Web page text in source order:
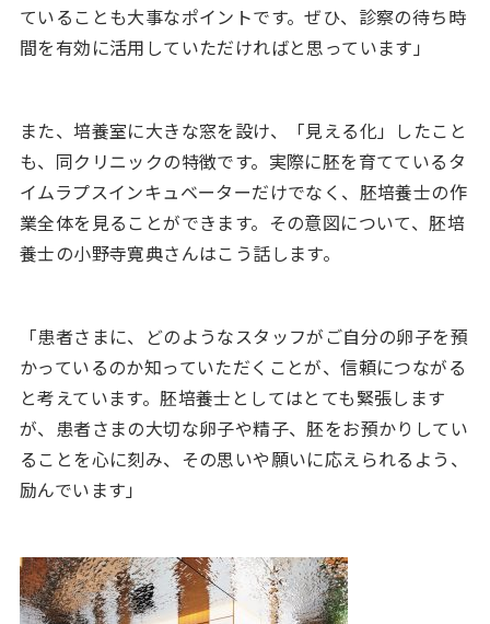
ていることも大事なポイントです。ぜひ、診察の待ち時
間を有効に活用していただければと思っています」
また、培養室に大きな窓を設け、「見える化」したこと
も、同クリニックの特徴です。実際に胚を育てているタ
イムラプスインキュベーターだけでなく、胚培養士の作
業全体を見ることができます。その意図について、胚培
養士の小野寺寛典さんはこう話します。
「患者さまに、どのようなスタッフがご自分の卵子を預
かっているのか知っていただくことが、信頼につながる
と考えています。胚培養士としてはとても緊張します
が、患者さまの大切な卵子や精子、胚をお預かりしてい
ることを心に刻み、その思いや願いに応えられるよう、
励んでいます」